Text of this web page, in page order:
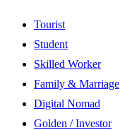
Tourist
Student
Skilled Worker
Family & Marriage
Digital Nomad
Golden / Investor